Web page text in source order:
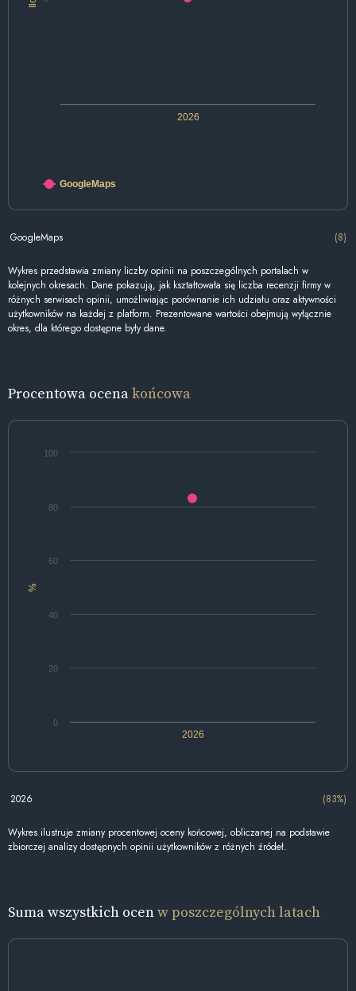
2026
GoogleMaps
GoogleMaps (8)
Wykres przedstawia zmiany liczby opinii na poszczególnych portalach w
kolejnych okresach. Dane pokazują, jak kształtowała się liczba recenzji firmy w
różnych serwisach opinii, umożliwiając porównanie ich udziału oraz aktywności
użytkowników na każdej z platform. Prezentowane wartości obejmują wyłącznie
okres, dla którego dostępne były dane.
Procentowa ocenakońcowa
%
2026
0
20
40
60
80
100
2026 (83%)
Wykres ilustruje zmiany procentowej oceny końcowej, obliczanej na podstawie
zbiorczej analizy dostępnych opinii użytkowników z różnych źródeł.
Suma wszystkich ocenw poszczególnych latach